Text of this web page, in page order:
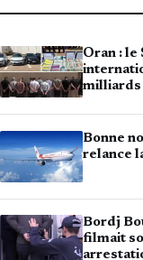
Oran : le
milliards
Bonne
relance
Bordj
filmait